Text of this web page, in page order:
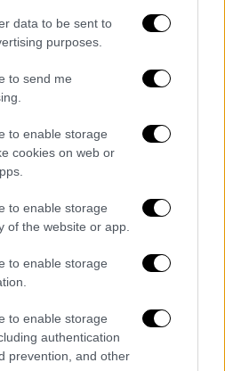
data to be sent to
purposes.
to send me
to enable storage
cookies on web or
to enable storage
of the website or app.
to enable storage
to enable storage
authentication
prevention, and other
στο σύνολο του
περιοχής".
of flooding in Italy
ZcvFE3la